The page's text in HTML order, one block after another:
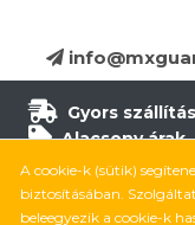
Gyors
Alacsony
Több, mint
6.500 termék
8.000
A cookie-k (sütik)
biztosításában.
beleegyezik a cookie-k